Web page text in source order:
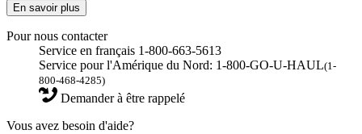
En savoir plus
Pour nous contacter
Service en français 1-800-663-5613
Service pour l'Amérique du Nord: 1-800-GO-U-HAUL(1-
800-468-4285)
Demander à être rappelé
Vous avez besoin d'aide?